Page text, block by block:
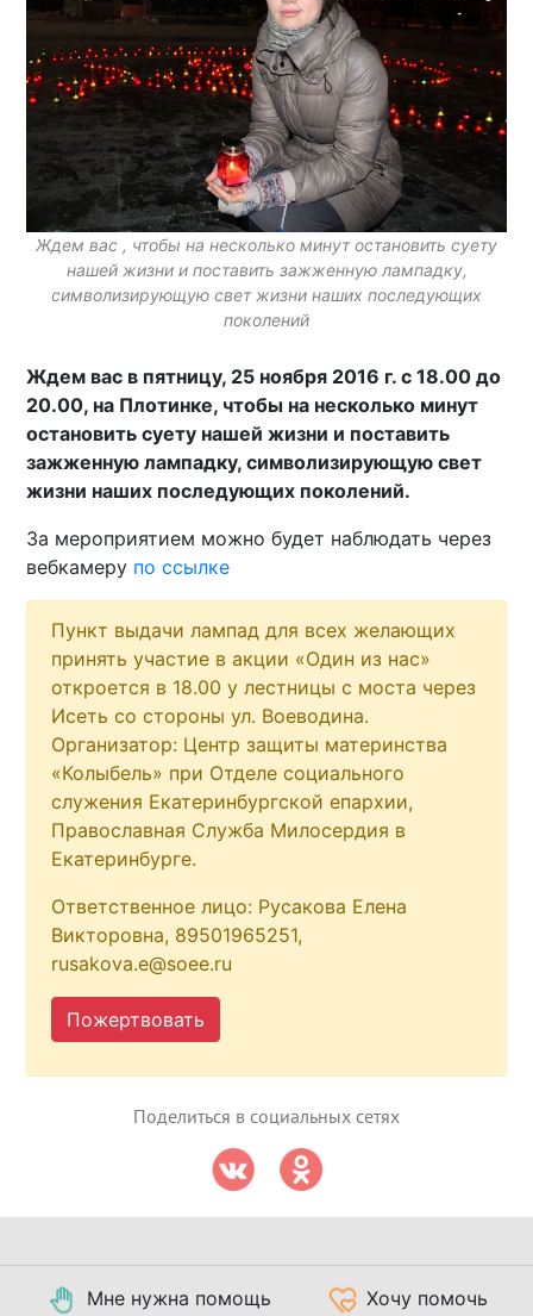
Ждем вас , чтобы на несколько минут остановить суету
нашей жизни и поставить зажженную лампадку,
символизирующую свет жизни наших последующих
поколений
Ждем вас в пятницу, 25 ноября 2016 г. c 18.00 до
20.00, на Плотинке, чтобы на несколько минут
остановить суету нашей жизни и поставить
зажженную лампадку, символизирующую свет
жизни наших последующих поколений.
За мероприятием можно будет наблюдать через
вебкамеру по ссылке
Пункт выдачи лампад для всех желающих
принять участие в акции «Один из нас»
откроется в 18.00 у лестницы с моста через
Исеть со стороны ул. Воеводина.
Организатор: Центр защиты материнства
«Колыбель» при Отделе социального
служения Екатеринбургской епархии,
Православная Служба Милосердия в
Екатеринбурге.
Ответственное лицо: Русакова Елена
Викторовна, 89501965251,
rusakova.e@soee.ru
Пожертвовать
Поделиться в социальных сетях
Мне нужна помощь Хочу помочь